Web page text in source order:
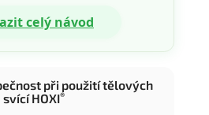
celý návod
při použití tělových
svící HOXI®